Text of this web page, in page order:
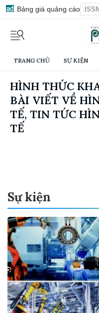
Bảng giá quảng cáo
TRANG CHỦ SỰ KIỆN
HÌNH THỨC
BÀI VIẾT VỀ
TẾ, TIN TỨC
TẾ
Sự kiện